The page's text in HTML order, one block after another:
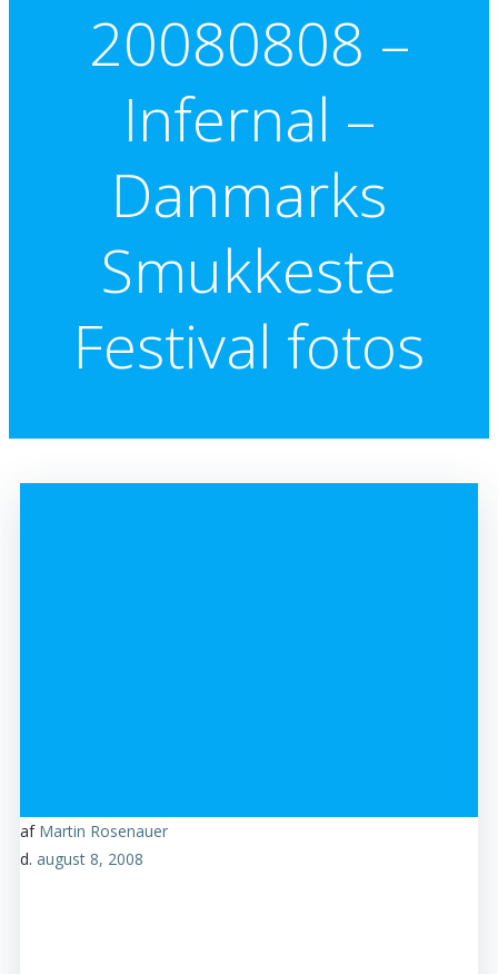
20080808 –
Infernal –
Danmarks
Smukkeste
Festival fotos
af Martin Rosenauer
d. august 8, 2008